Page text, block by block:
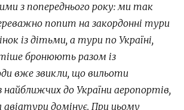
з попереднього року: ми так
попит на закордонні тури
із дітьми, а тури по Україні,
бронюють разом із
вже звикли, що вильоти
найближчих до України аеропортів,
домінує. При цьому